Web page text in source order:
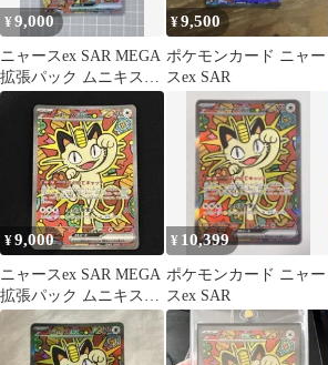
¥9,000
ニャースex SAR MEGA
拡張パック ムニキスゼ
ロ キラ 114/080
¥9,500
ポケモンカード ニャー
スex SAR
¥9,000
ニャースex SAR MEGA
拡張パック ムニキスゼ
ロ 114/080
¥ 10,399
ポケモンカード ニャー
スex SAR